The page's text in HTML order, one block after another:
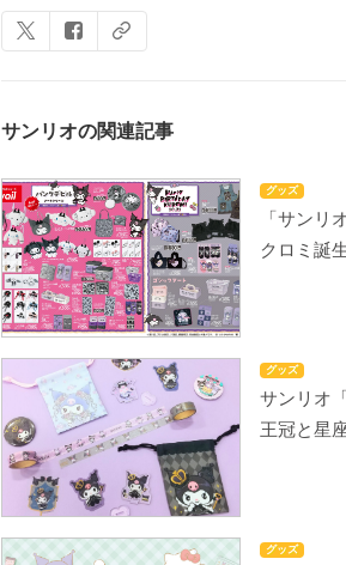
サンリオの関連記事
グッズ
「サンリ
クロミ誕
グッズ
サンリオ
王冠と星
グッズ